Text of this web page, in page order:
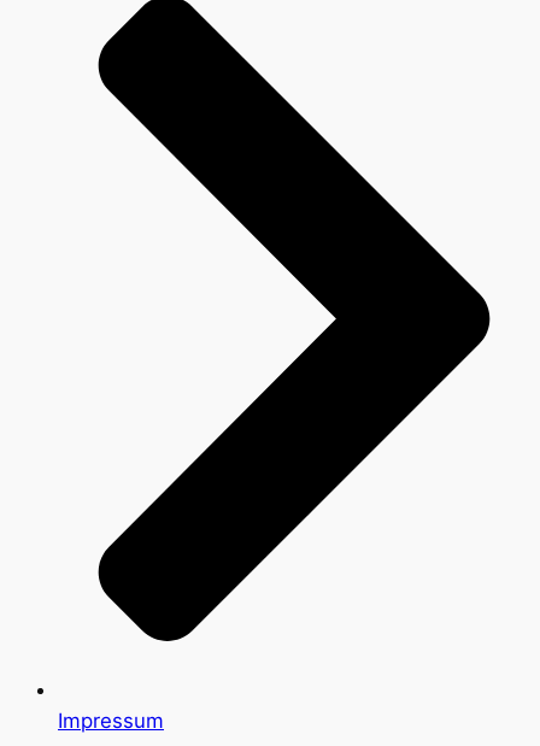
Impressum